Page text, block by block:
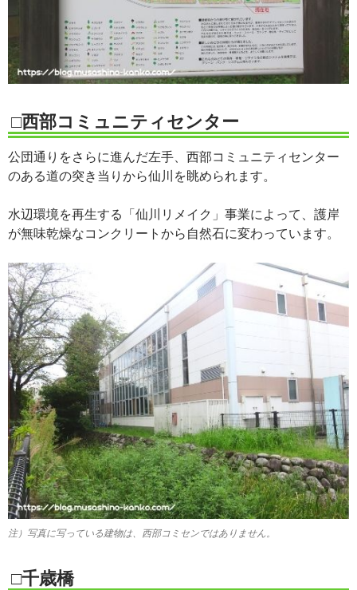
□西部コミュニティセンター
公団通りをさらに進んだ左手、西部コミュニティセンター
のある道の突き当りから仙川を眺められます。
水辺環境を再生する「仙川リメイク」事業によって、護岸
が無味乾燥なコンクリートから自然石に変わっています。
注）写真に写っている建物は、西部コミセンではありません。
□千歳橋